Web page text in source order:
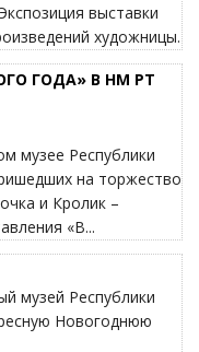
выставки
художницы.
ГОДА» В НМ РТ
музее Республики
на торжество
и Кролик –
«В...
музей Республики
Новогоднюю